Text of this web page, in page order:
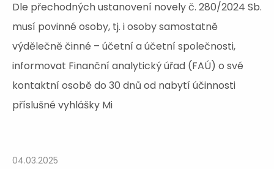
Dle přechodných ustanovení novely č. 280/2024 Sb.
musí povinné osoby, tj. i osoby samostatně
výdělečně činné – účetní a účetní společnosti,
informovat Finanční analytický úřad (FAÚ) o své
kontaktní osobě do 30 dnů od nabytí účinnosti
příslušné vyhlášky Mi
04.03.2025